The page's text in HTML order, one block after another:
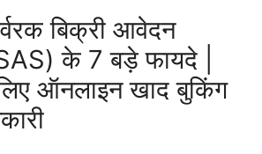
बिक्री आवेदन
के 7 बड़े फायदे |
ऑनलाइन खाद बुकिंग